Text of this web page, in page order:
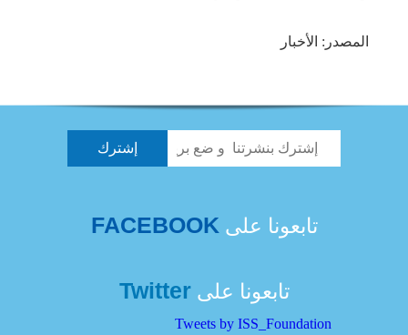
المصدر: الأخبار
تابعونا على FACEBOOK
تابعونا علىTwitter
Tweets by ISS_Foundation